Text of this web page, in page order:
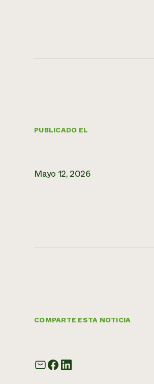
PUBLICADO EL
Mayo 12, 2026
COMPARTE ESTA NOTICIA